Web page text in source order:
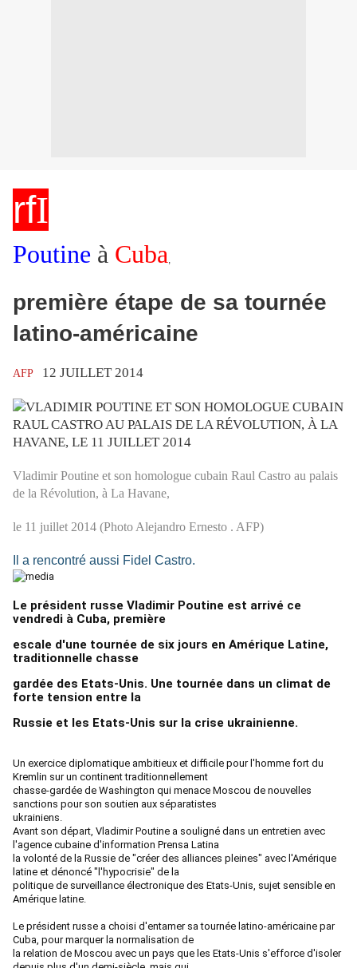
rfI
Poutine à Cuba ,
première étape de sa tournée
latino-américaine
AFP 12 JUILLET 2014
Vladimir Poutine et son homologue cubain Raul Castro au palais
de la Révolution, à La Havane,
le 11 juillet 2014 (Photo Alejandro Ernesto . AFP)
Il a rencontré aussi Fidel Castro.
Le président russe Vladimir Poutine est arrivé ce
vendredi à Cuba, première
escale d'une tournée de six jours en Amérique Latine,
traditionnelle chasse
gardée des Etats-Unis. Une tournée dans un climat de
forte tension entre la
Russie et les Etats-Unis sur la crise ukrainienne.
Un exercice diplomatique ambitieux et difficile pour l'homme fort du
Kremlin sur un continent traditionnellement
chasse-gardée de Washington qui menace Moscou de nouvelles
sanctions pour son soutien aux séparatistes
ukrainiens.
Avant son départ, Vladimir Poutine a souligné dans un entretien avec
l'agence cubaine d'information Prensa Latina
la volonté de la Russie de "créer des alliances pleines" avec l'Amérique
latine et dénoncé "l'hypocrisie" de la
politique de surveillance électronique des Etats-Unis, sujet sensible en
Amérique latine.
Le président russe a choisi d'entamer sa tournée latino-américaine par
Cuba, pour marquer la normalisation de
la relation de Moscou avec un pays que les Etats-Unis s'efforce d'isoler